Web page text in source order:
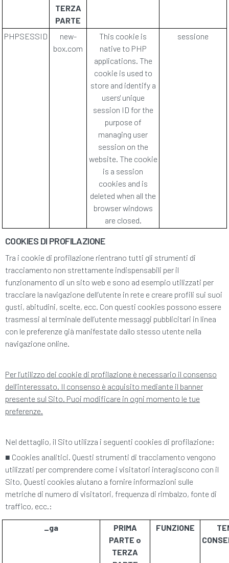
TERZA
PARTE
PHPSESSID
new-
box.com
This cookie is
native to PHP
applications. The
cookie is used to
store and identify a
users' unique
session ID for the
purpose of
managing user
session on the
website. The cookie
is a session
cookies and is
deleted when all the
browser windows
are closed.
sessione
COOKIES DI PROFILAZIONE
Tra i cookie di profilazione rientrano tutti gli strumenti di
tracciamento non strettamente indispensabili per il
funzionamento di un sito web e sono ad esempio utilizzati per
tracciare la navigazione dell’utente in rete e creare profili sui suoi
gusti, abitudini, scelte, ecc. Con questi cookies possono essere
trasmessi al terminale dell’utente messaggi pubblicitari in linea
con le preferenze già manifestate dallo stesso utente nella
navigazione online.
Per l’utilizzo dei cookie di profilazione è necessario il consenso
dell’interessato. Il consenso è acquisito mediante il banner
presente sul Sito. Puoi modificare in ogni momento le tue
preferenze.
Nel dettaglio, il Sito utilizza i seguenti cookies di profilazione:
■ Cookies analitici. Questi strumenti di tracciamento vengono
utilizzati per comprendere come i visitatori interagiscono con il
Sito, Questi cookies aiutano a fornire informazioni sulle
metriche di numero di visitatori, frequenza di rimbalzo, fonte di
traffico, ecc.:
_ga
PRIMA
PARTE o
TERZA
FUNZIONE